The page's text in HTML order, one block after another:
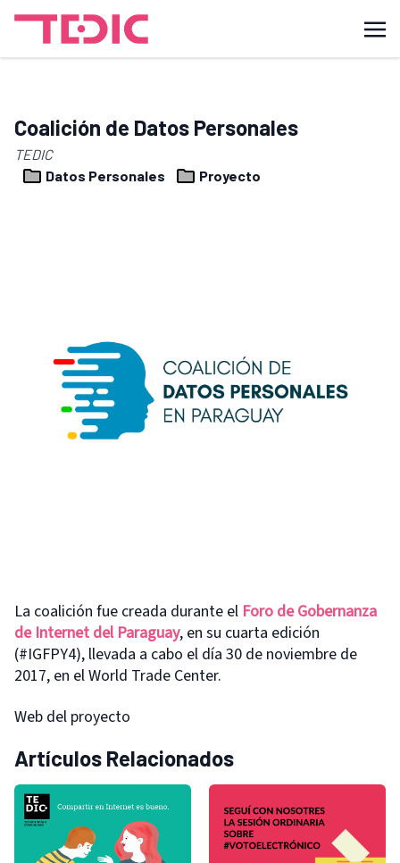
Coalición de Datos Personales
TEDIC
Datos Personales
Proyecto
La coalición fue creada durante el Foro de Gobernanza
de Internet del Paraguay, en su cuarta edición
(#IGFPY4), llevada a cabo el día 30 de noviembre de
2017, en el World Trade Center.
Web del proyecto
Artículos Relacionados